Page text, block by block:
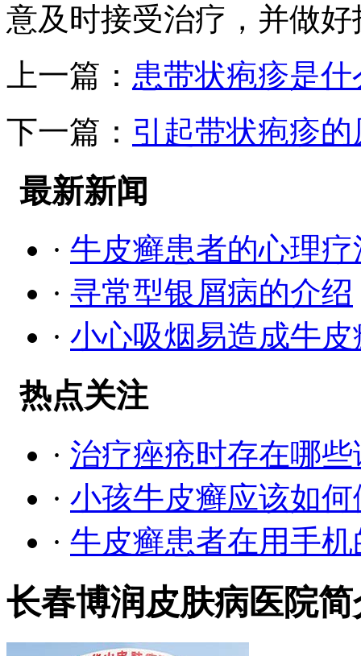
意及时接受治疗，并做好
上一篇： 患带状疱疹是
下一篇： 引起带状疱疹
最新新闻
· 牛皮癣患者的心理
· 寻常型银屑病的介绍
· 小心吸烟易造成牛
热点关注
· 治疗痤疮时存在哪
· 小孩牛皮癣应该如
· 牛皮癣患者在用手
长春博润皮肤病医院简